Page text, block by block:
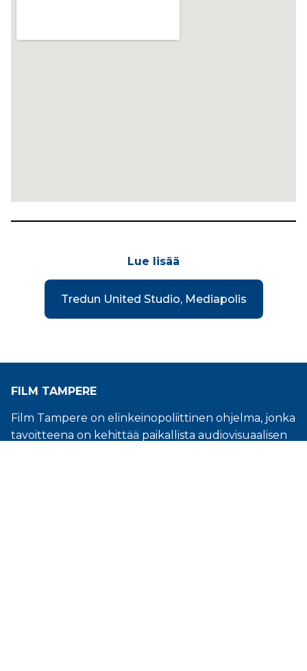
Lue lisää
Tredun United Studio, Mediapolis
FILM TAMPERE
Film Tampere on elinkeinopoliittinen ohjelma, jonka
tavoitteena on kehittää paikallista audiovisuaalisen